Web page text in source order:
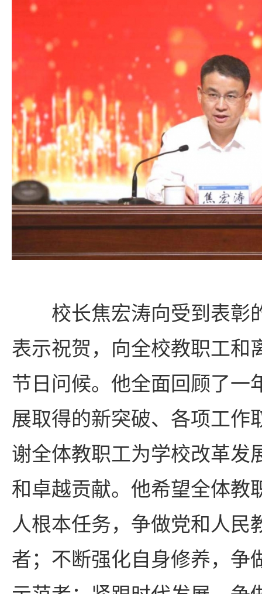
校长焦宏涛向受到表彰
表示祝贺，向全校教职工和
节日问候。他全面回顾了一
展取得的新突破、各项工作
谢全体教职工为学校改革发
和卓越贡献。他希望全体教
人根本任务，争做党和人民
者；不断强化自身修养，争